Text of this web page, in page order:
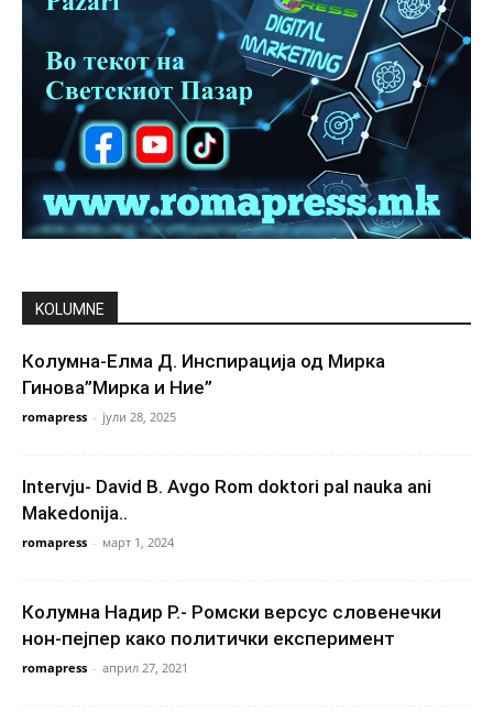
KOLUMNE
Колумна-Елма Д. Инспирација од Мирка
Гинова”Мирка и Ние”
romapress - јули 28, 2025
Intervju- David B. Avgo Rom doktori pal nauka ani
Makedonija..
romapress - март 1, 2024
Колумна Надир Р.- Ромски версус словенечки
нон-пејпер како политички експеримент
romapress - април 27, 2021